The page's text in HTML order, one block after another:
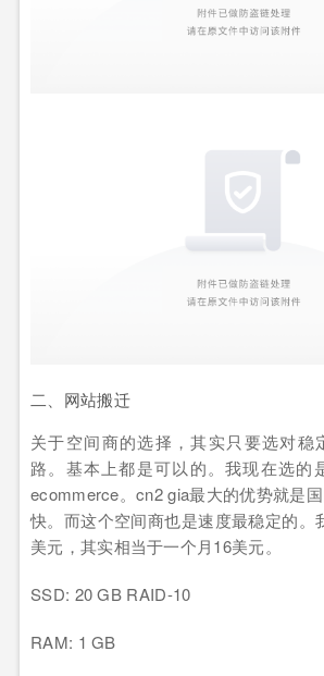
二、网站搬迁
关于空间商的选择，其实只要选对稳
路。基本上都是可以的。我现在选的
ecommerce。cn2 gia最大的优势就是
快。而这个空间商也是速度最稳定的。
美元，其实相当于一个月16美元。
SSD: 20 GB RAID-10
RAM: 1 GB